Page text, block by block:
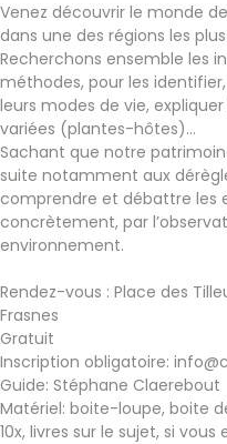
Venez découvrir le monde
dans une des régions les
Recherchons ensemble les
méthodes, pour les
leurs modes de vie,
variées (plantes-hôtes)…
Sachant que notre
suite notamment aux
comprendre et débattre les
concrètement, par
environnement.
Rendez-vous : Place des
Frasnes
Gratuit
Inscription obligatoire:
Guide: Stéphane Claerebout
Matériel: boite-loupe, boite
10x, livres sur le sujet, si vous